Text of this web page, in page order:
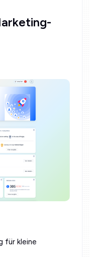
für kleine